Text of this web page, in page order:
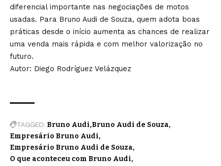
diferencial importante nas negociações de motos
usadas. Para Bruno Audi de Souza, quem adota boas
práticas desde o início aumenta as chances de realizar
uma venda mais rápida e com melhor valorização no
futuro.
Autor: Diego Rodríguez Velázquez
TAGGED: Bruno Audi Bruno Audi de Souza
Empresário Bruno Audi
Empresário Bruno Audi de Souza
O que aconteceu com Bruno Audi